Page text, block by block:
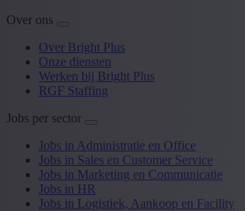
Over ons
Over Bright Plus
Onze diensten
Werken bij Bright Plus
RGF Staffing
Jobs per sector
Jobs in Administratie en Office
Jobs in Sales en Customer Service
Jobs in Marketing en Communicatie
Jobs in HR
Jobs in Logistiek, Aankoop en Facility